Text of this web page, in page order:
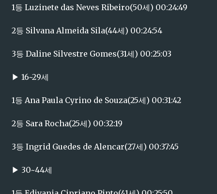
1등 Luzinete das Neves Ribeiro(50세) 00:24:49
2등 Silvana Almeida Sila(44세) 00:24:54
3등 Daline Silvestre Gomes(31세) 00:25:03
▶ 16~29세
1등 Ana Paula Cyrino de Souza(25세) 00:31:42
2등 Sara Rocha(25세) 00:32:19
3등 Ingrid Guedes de Alencar(27세) 00:37:45
▶ 30~44세